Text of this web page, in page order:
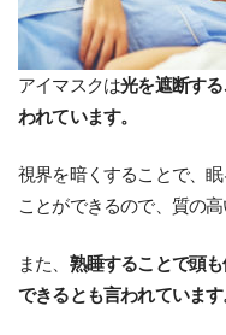
アイマスクは光を遮断す
われています。
視界を暗くすることで、
ことができるので、質の
また、 熟睡することで頭
できるとも言われています